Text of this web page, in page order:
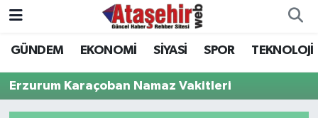
GÜNDEM EKONOMİ SİYASİ SPOR TEKNOLOJİ
Erzurum Karaçoban Namaz Vakitleri
Hava Durumu
Trafik Durumu